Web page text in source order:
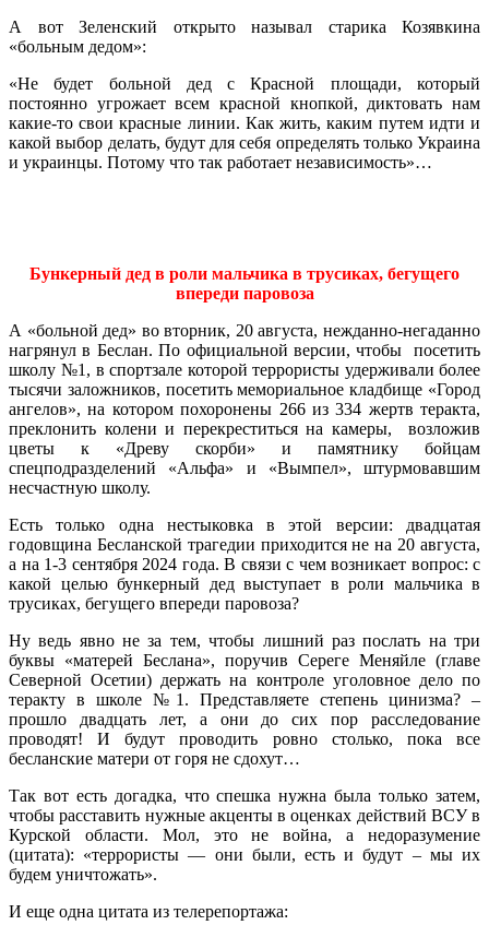
А вот Зеленский открыто называл старика Козявкина
«больным дедом»:
«Не будет больной дед с Красной площади, который
постоянно угрожает всем красной кнопкой, диктовать нам
какие-то свои красные линии. Как жить, каким путем идти и
какой выбор делать, будут для себя определять только Украина
и украинцы. Потому что так работает независимость»…
Бункерный дед в роли мальчика в трусиках, бегущего
впереди паровоза
А «больной дед» во вторник, 20 августа, нежданно-негаданно
нагрянул в Беслан. По официальной версии, чтобы посетить
школу №1, в спортзале которой террористы удерживали более
тысячи заложников, посетить мемориальное кладбище «Город
ангелов», на котором похоронены 266 из 334 жертв теракта,
преклонить колени и перекреститься на камеры, возложив
цветы к «Древу скорби» и памятнику бойцам
спецподразделений «Альфа» и «Вымпел», штурмовавшим
несчастную школу.
Есть только одна нестыковка в этой версии: двадцатая
годовщина Бесланской трагедии приходится не на 20 августа,
а на 1-3 сентября 2024 года. В связи с чем возникает вопрос: с
какой целью бункерный дед выступает в роли мальчика в
трусиках, бегущего впереди паровоза?
Ну ведь явно не за тем, чтобы лишний раз послать на три
буквы «матерей Беслана», поручив Сереге Меняйле (главе
Северной Осетии) держать на контроле уголовное дело по
теракту в школе №1. Представляете степень цинизма? –
прошло двадцать лет, а они до сих пор расследование
проводят! И будут проводить ровно столько, пока все
бесланские матери от горя не сдохут…
Так вот есть догадка, что спешка нужна была только затем,
чтобы расставить нужные акценты в оценках действий ВСУ в
Курской области. Мол, это не война, а недоразумение
(цитата): «террористы — они были, есть и будут – мы их
будем уничтожать».
И еще одна цитата из телерепортажа: